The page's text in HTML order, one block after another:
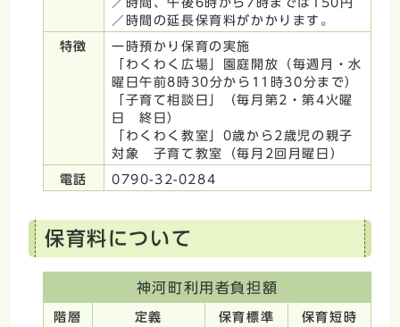
／時間の延長保育料がかかります。
特徴
一時預かり保育の実施
「わくわく広場」園庭開放（毎週月・水
曜日午前8時30分から11時30分まで）
「子育て相談日」（毎月第2・第4火曜
日 終日）
「わくわく教室」0歳から2歳児の親子
対象 子育て教室（毎月2回月曜日）
電話 0790-32-0284
保育料について
神河町利用者負担額
階層
定義
保育標準
保育短時